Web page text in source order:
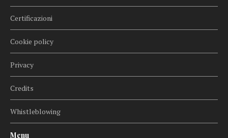
Certificazioni
Cookie policy
Privacy
Credits
Whistleblowing
Menu